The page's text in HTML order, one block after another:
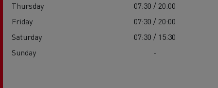
Thursday
07:30 / 20:00
Friday
07:30 / 20:00
Saturday
07:30 / 15:30
Sunday
-